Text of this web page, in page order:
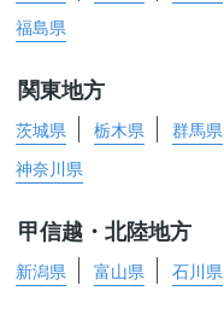
福島県
関東地方
茨城県 栃木県 群馬県
神奈川県
甲信越・北陸地方
新潟県 富山県 石川県